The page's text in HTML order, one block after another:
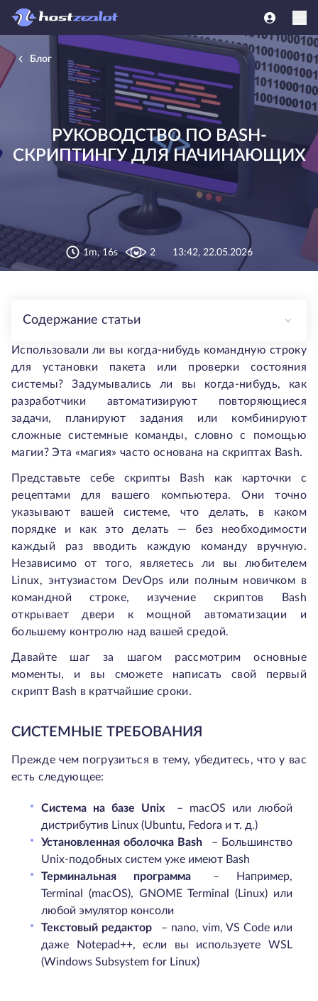
Блог
РУКОВОДСТВО ПО BASH-
СКРИПТИНГУ ДЛЯ НАЧИНАЮЩИХ
1m, 16s 2 13:42, 22.05.2026
Содержание статьи
Использовали ли вы когда-нибудь командную строку
для установки пакета или проверки состояния
системы? Задумывались ли вы когда-нибудь, как
разработчики автоматизируют повторяющиеся
задачи, планируют задания или комбинируют
сложные системные команды, словно с помощью
магии? Эта «магия» часто основана на скриптах Bash.
Представьте себе скрипты Bash как карточки с
рецептами для вашего компьютера. Они точно
указывают вашей системе, что делать, в каком
порядке и как это делать — без необходимости
каждый раз вводить каждую команду вручную.
Независимо от того, являетесь ли вы любителем
Linux, энтузиастом DevOps или полным новичком в
командной строке, изучение скриптов Bash
открывает двери к мощной автоматизации и
большему контролю над вашей средой.
Давайте шаг за шагом рассмотрим основные
моменты, и вы сможете написать свой первый
скрипт Bash в кратчайшие сроки.
СИСТЕМНЫЕ ТРЕБОВАНИЯ
Прежде чем погрузиться в тему, убедитесь, что у вас
есть следующее:
Система на базе Unix
– macOS или любой
дистрибутив Linux (Ubuntu, Fedora и т. д.)
Установленная оболочка Bash
– Большинство
Unix-подобных систем уже имеют Bash
Терминальная программа
– Например,
Terminal (macOS), GNOME Terminal (Linux) или
любой эмулятор консоли
Текстовый редактор
– nano, vim, VS Code или
даже Notepad++, если вы используете WSL
(Windows Subsystem for Linux)